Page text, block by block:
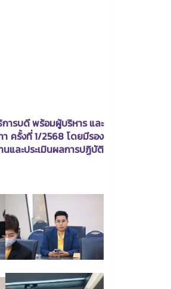
ารบดี พร้อมผู้บริหาร และ
ครั้งที่ 1/2568 โดยมีรอง
และประเมินผลการปฏิบัติ